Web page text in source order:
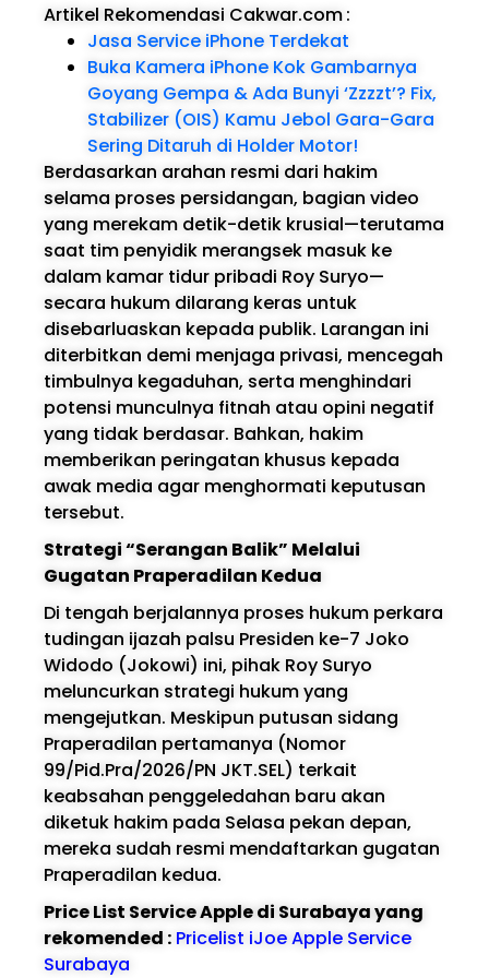
Artikel Rekomendasi Cakwar.com:
Jasa Service iPhone Terdekat
Buka Kamera iPhone Kok Gambarnya
Goyang Gempa & Ada Bunyi ‘Zzzzt’? Fix,
Stabilizer (OIS) Kamu Jebol Gara-Gara
Sering Ditaruh di Holder Motor!
Berdasarkan arahan resmi dari hakim
selama proses persidangan, bagian video
yang merekam detik-detik krusial—terutama
saat tim penyidik merangsek masuk ke
dalam kamar tidur pribadi Roy Suryo—
secara hukum dilarang keras untuk
disebarluaskan kepada publik. Larangan ini
diterbitkan demi menjaga privasi, mencegah
timbulnya kegaduhan, serta menghindari
potensi munculnya fitnah atau opini negatif
yang tidak berdasar. Bahkan, hakim
memberikan peringatan khusus kepada
awak media agar menghormati keputusan
tersebut.
Strategi “Serangan Balik” Melalui
Gugatan Praperadilan Kedua
Di tengah berjalannya proses hukum perkara
tudingan ijazah palsu Presiden ke-7 Joko
Widodo (Jokowi) ini, pihak Roy Suryo
meluncurkan strategi hukum yang
mengejutkan. Meskipun putusan sidang
Praperadilan pertamanya (Nomor
99/Pid.Pra/2026/PN JKT.SEL) terkait
keabsahan penggeledahan baru akan
diketuk hakim pada Selasa pekan depan,
mereka sudah resmi mendaftarkan gugatan
Praperadilan kedua.
Price List Service Apple di Surabaya yang
rekomended : Pricelist iJoe Apple Service
Surabaya